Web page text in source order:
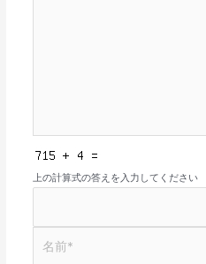
上の計算式の答えを入力してください